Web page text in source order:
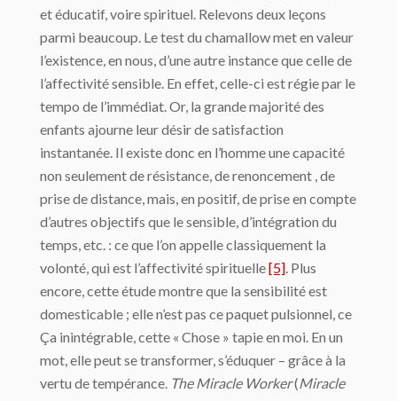
et éducatif, voire spirituel. Relevons deux leçons
parmi beaucoup. Le test du chamallow met en valeur
l’existence, en nous, d’une autre instance que celle de
l’affectivité sensible. En effet, celle-ci est régie par le
tempo de l’immédiat. Or, la grande majorité des
enfants ajourne leur désir de satisfaction
instantanée. Il existe donc en l’homme une capacité
non seulement de résistance, de renoncement , de
prise de distance, mais, en positif, de prise en compte
d’autres objectifs que le sensible, d’intégration du
temps, etc. : ce que l’on appelle classiquement la
volonté, qui est l’affectivité spirituelle[5]. Plus
encore, cette étude montre que la sensibilité est
domesticable ; elle n’est pas ce paquet pulsionnel, ce
Ça inintégrable, cette « Chose » tapie en moi. En un
mot, elle peut se transformer, s’éduquer – grâce à la
vertu de tempérance. The Miracle Worker(Miracle